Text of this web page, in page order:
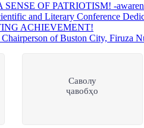
OF PATRIOTISM! -
and Literary Conference
ACHIEVEMENT!
of Buston City, Firuza
Саволу
ҷавобҳо